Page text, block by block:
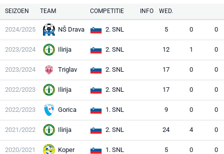
SEIZOEN TEAM COMPETITIE INFO WED.
2024/2025 NŠ Drava 2. SNL 5 0 0
2023/2024 Ilirija 2. SNL 12 1 0
2023/2024 Triglav 2. SNL 17 0 0
2022/2023 Ilirija 2. SNL 17 0 0
2022/2023 Gorica 1. SNL 9 0 0
2021/2022 Ilirija 2. SNL 24 4 0
2020/2021 Koper 1. SNL 5 0 0